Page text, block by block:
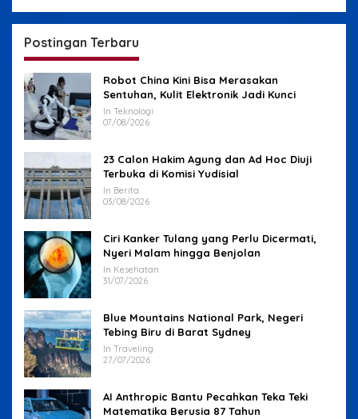
Postingan Terbaru
Robot China Kini Bisa Merasakan
Sentuhan, Kulit Elektronik Jadi Kunci
In Teknologi
07/08/2026
23 Calon Hakim Agung dan Ad Hoc Diuji
Terbuka di Komisi Yudisial
In Berita
03/08/2026
Ciri Kanker Tulang yang Perlu Dicermati,
Nyeri Malam hingga Benjolan
In Kesehatan
31/07/2026
Blue Mountains National Park, Negeri
Tebing Biru di Barat Sydney
In Traveling
27/07/2026
AI Anthropic Bantu Pecahkan Teka Teki
Matematika Berusia 87 Tahun